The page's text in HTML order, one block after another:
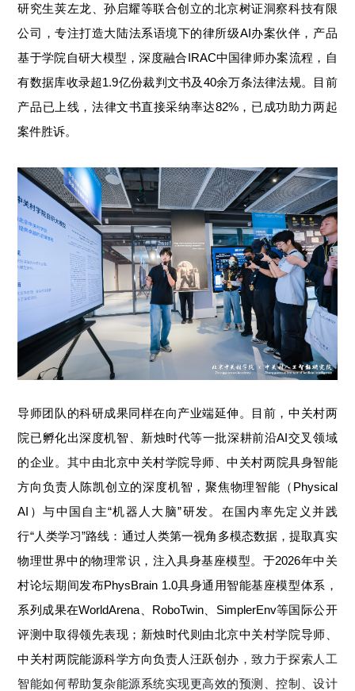
研究生荚左龙、孙启耀等联合创立的北京树证洞察科技有限
公司，专注打造大陆法系语境下的律所级AI办案伙伴，产品
基于学院自研大模型，深度融合IRAC中国律师办案流程，自
有数据库收录超1.9亿份裁判文书及40余万条法律法规。目前
产品已上线，法律文书直接采纳率达82%，已成功助力两起
案件胜诉。
导师团队的科研成果同样在向产业端延伸。目前，中关村两
院已孵化出深度机智、新烛时代等一批深耕前沿AI交叉领域
的企业。 其中 由北京中关村学院导师、中关村两院具身智能
方向负责人陈凯创立的深度机智，聚焦物理智能（Physical
AI）与中国自主“机器人大脑”研发。在国内率先定义并践
行“人类学习”路线：通过人类第一视角多模态数据，提取真实
物理世界中的物理常识，注入具身基座模型。于2026年中关
村论坛期间发布PhysBrain 1.0具身通用智能基座模型体系，
系列成果在WorldArena、RoboTwin、SimplerEnv等国际公开
评测中取得领先表现；新烛时代则由北京中关村学院导师、
中关村两院能源科学方向负责人汪跃创办 ，致力于探索人工
智能如何帮助复杂能源系统实现更高效的预测、控制、设计